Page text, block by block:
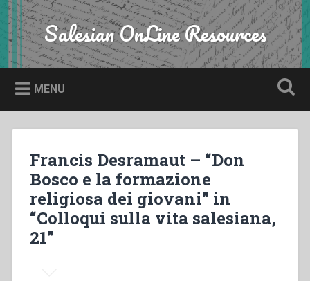
Skip
to
content
Search Salesian OnLine Resources
MENU
Francis Desramaut – “Don
Bosco e la formazione
religiosa dei giovani” in
“Colloqui sulla vita salesiana,
21”